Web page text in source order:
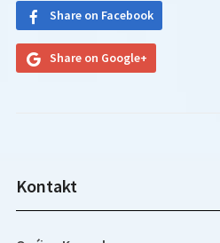
Share on Facebook
Share on Google+
Kontakt